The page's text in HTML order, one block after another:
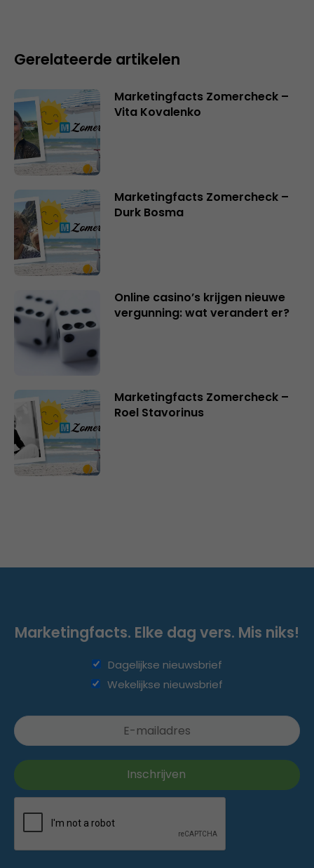
Gerelateerde artikelen
Marketingfacts Zomercheck –
Vita Kovalenko
Marketingfacts Zomercheck –
Durk Bosma
Online casino’s krijgen nieuwe
vergunning: wat verandert er?
Marketingfacts Zomercheck –
Roel Stavorinus
Marketingfacts. Elke dag vers. Mis niks!
Dagelijkse nieuwsbrief
Wekelijkse nieuwsbrief